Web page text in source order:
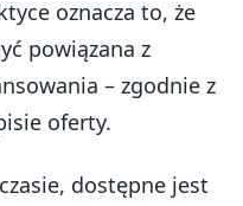
oznacza to, że
powiązana z
– zgodnie z
oferty.
dostępne jest